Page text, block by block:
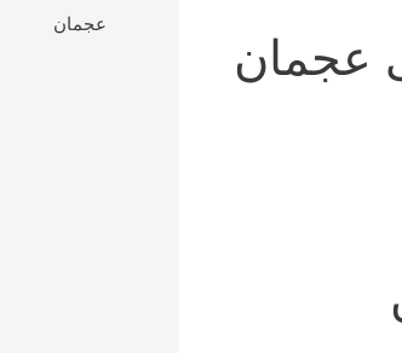
عجمان
عجمان